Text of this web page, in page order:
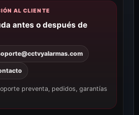
AL CLIENTE
antes o después de
preventa, pedidos, garantías